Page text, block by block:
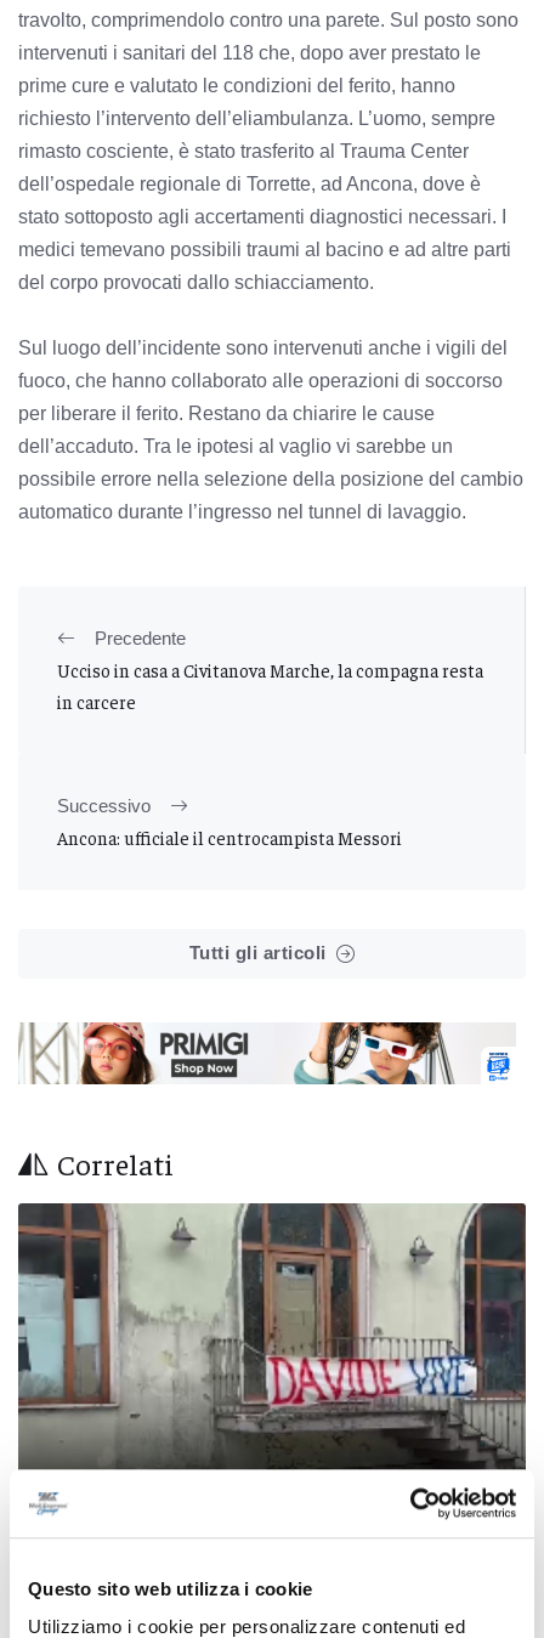
Questo sito web utilizza i cookie
Utilizziamo i cookie per personalizzare contenuti ed
travolto, comprimendolo contro una parete. Sul posto sono
intervenuti i sanitari del 118 che, dopo aver prestato le
prime cure e valutato le condizioni del ferito, hanno
richiesto l’intervento dell’eliambulanza. L’uomo, sempre
rimasto cosciente, è stato trasferito al Trauma Center
dell’ospedale regionale di Torrette, ad Ancona, dove è
stato sottoposto agli accertamenti diagnostici necessari. I
medici temevano possibili traumi al bacino e ad altre parti
del corpo provocati dallo schiacciamento.
Sul luogo dell’incidente sono intervenuti anche i vigili del
fuoco, che hanno collaborato alle operazioni di soccorso
per liberare il ferito. Restano da chiarire le cause
dell’accaduto. Tra le ipotesi al vaglio vi sarebbe un
possibile errore nella selezione della posizione del cambio
automatico durante l’ingresso nel tunnel di lavaggio.
Precedente
Ucciso in casa a Civitanova Marche, la compagna resta
in carcere
Successivo
Ancona: ufficiale il centrocampista Messori
Tutti gli articoli
Correlati
San Benedetto - Striscione e folla alla camera
ardente per Davide: domenica i funerali del